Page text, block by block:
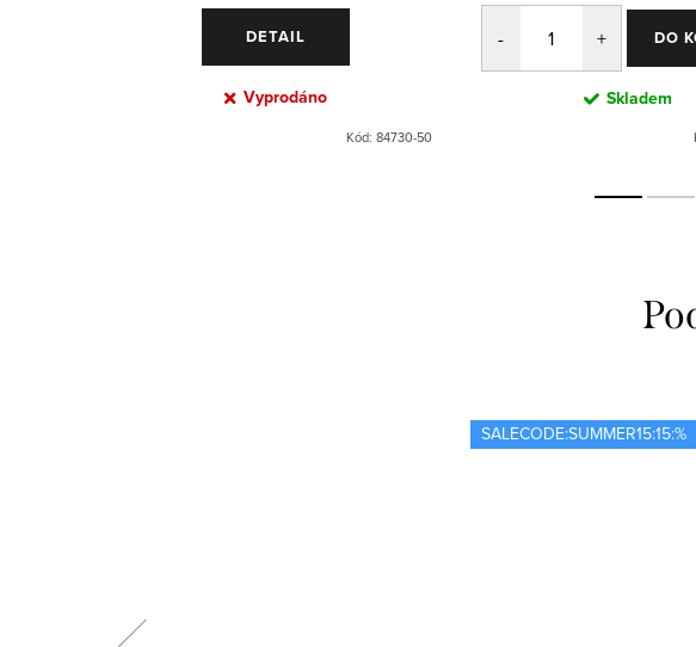
DETAIL
Vyprodáno
Kód: 84730-50
DO
Skladem
SALECODE:SUMMER15:15:%